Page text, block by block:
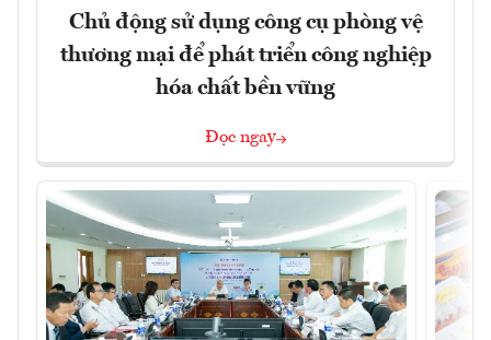
Chủ động sử dụng công cụ phòng vệ
thương mại để phát triển công nghiệp
hóa chất bền vững
Đọc ngay